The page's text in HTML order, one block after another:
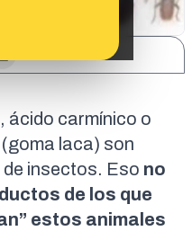
ácido carmínico o
laca) son
insectos. Eso no
de los que
estos animales